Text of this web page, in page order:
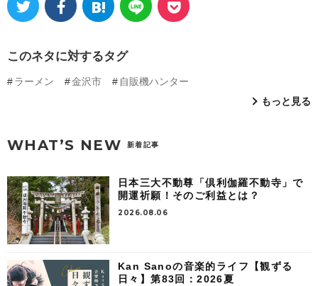
このネタに対するタグ
ラーメン 金沢市
自販機ハンター
もっと見る
WHAT’S NEW 新着記事
日本三大不動尊「倶利伽羅不動寺」で
開運祈願！そのご利益とは？
2026.08.06
Kan Sanoの音楽的ライフ【観ずる
日々】第83回：2026夏